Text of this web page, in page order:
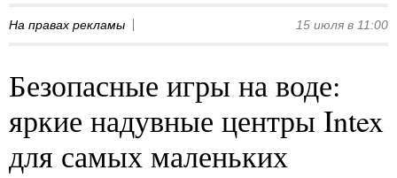
На правах рекламы 15 июля в 11:00
Безопасные игры на воде:
яркие надувные центры Intex
для самых маленьких